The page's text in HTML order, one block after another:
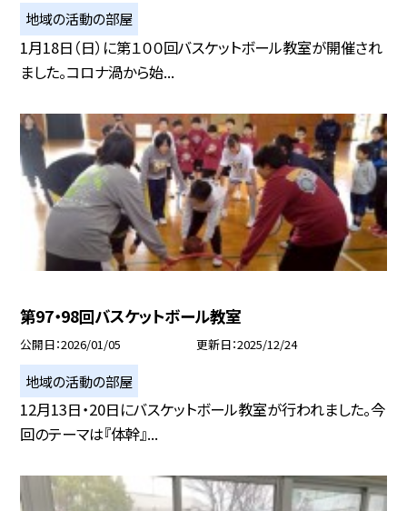
地域の活動の部屋
1月18日（日）に第１００回バスケットボール教室が開催され
ました。コロナ渦から始...
第97・98回バスケットボール教室
公開日 2026/01/05 更新日 2025/12/24
地域の活動の部屋
12月13日・20日にバスケットボール教室が行われました。今
回のテーマは『体幹』...